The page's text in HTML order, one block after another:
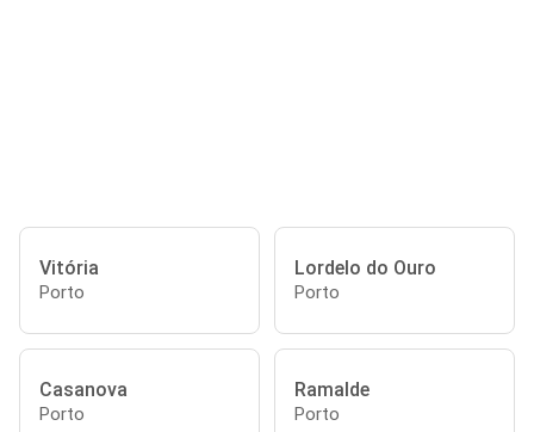
Vitória
Porto
Lordelo do Ouro
Porto
Casanova
Porto
Ramalde
Porto